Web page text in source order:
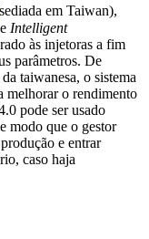
em Taiwan),
Intelligent
às injetoras a fim
parâmetros. De
da taiwanesa, o sistema
melhorar o rendimento
pode ser usado
modo que o gestor
e entrar
caso haja